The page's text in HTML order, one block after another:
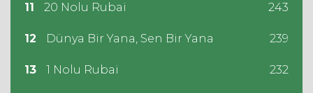
11 20 Nolu Rubai 243
12 Dünya Bir Yana, Sen Bir Yana 239
13 1 Nolu Rubai 232